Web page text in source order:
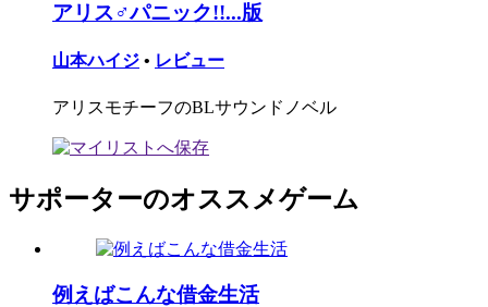
アリス♂パニック!!...版
山本ハイジ • レビュー
アリスモチーフのBLサウンドノベル
サポーターのオススメゲーム
例えばこんな借金生活